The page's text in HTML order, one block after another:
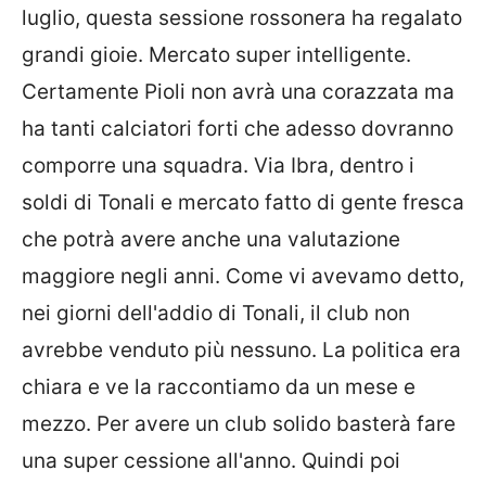
luglio, questa sessione rossonera ha regalato
grandi gioie. Mercato super intelligente.
Certamente Pioli non avrà una corazzata ma
ha tanti calciatori forti che adesso dovranno
comporre una squadra. Via Ibra, dentro i
soldi di Tonali e mercato fatto di gente fresca
che potrà avere anche una valutazione
maggiore negli anni. Come vi avevamo detto,
nei giorni dell'addio di Tonali, il club non
avrebbe venduto più nessuno. La politica era
chiara e ve la raccontiamo da un mese e
mezzo. Per avere un club solido basterà fare
una super cessione all'anno. Quindi poi